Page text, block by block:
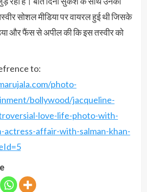
सोशल मीडिया पर वायरल हुई थी जिसके
और फैंस से अपील की कि इस तस्वीर को
to:
photo-
bollywood/jacqueline-
love-life-photo-with-
actress-affair-with-salman-khan-